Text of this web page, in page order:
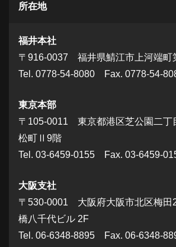
所在地
福井本社
〒916-0037 福井県鯖江市上河端町
Tel. 0778-54-8080 Fax. 0778-54-
東京本部
〒105-0011 東京都港区芝公園二丁
松町Ⅱ9階
Tel. 03-6459-0155 Fax. 03-6459-
大阪支社
〒530-0001 大阪府大阪市北区梅田
橋八千代ビル 2F
Tel. 06-6348-8895 Fax. 06-6348-